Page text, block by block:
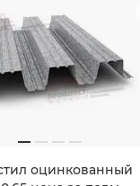
оцинкованный